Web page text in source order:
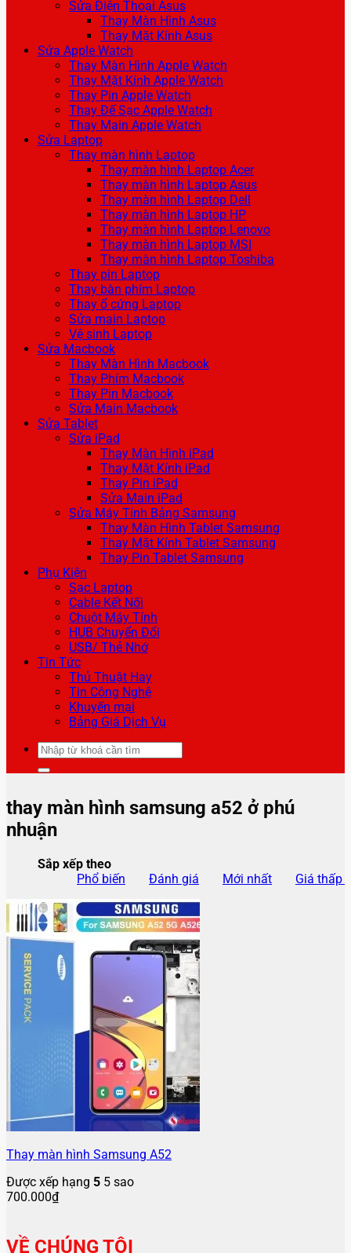
Sửa Điện Thoại Asus
Thay Màn Hình Asus
Thay Mặt Kính Asus
Sửa Apple Watch
Thay Màn Hình Apple Watch
Thay Mặt Kính Apple Watch
Thay Pin Apple Watch
Thay Đế Sạc Apple Watch
Thay Main Apple Watch
Sửa Laptop
Thay màn hình Laptop
Thay màn hình Laptop Acer
Thay màn hình Laptop Asus
Thay màn hình Laptop Dell
Thay màn hình Laptop HP
Thay màn hình Laptop Lenovo
Thay màn hình Laptop MSI
Thay màn hình Laptop Toshiba
Thay pin Laptop
Thay bàn phím Laptop
Thay ổ cứng Laptop
Sửa main Laptop
Vệ sinh Laptop
Sửa Macbook
Thay Màn Hình Macbook
Thay Phím Macbook
Thay Pin Macbook
Sửa Main Macbook
Sửa Tablet
Sửa iPad
Thay Màn Hình iPad
Thay Mặt Kính iPad
Thay Pin iPad
Sửa Main iPad
Sửa Máy Tính Bảng Samsung
Thay Màn Hình Tablet Samsung
Thay Mặt Kính Tablet Samsung
Thay Pin Tablet Samsung
Phụ Kiện
Sạc Laptop
Cable Kết Nối
Chuột Máy Tính
HUB Chuyển Đổi
USB/ Thẻ Nhớ
Tin Tức
Thủ Thuật Hay
Tin Công Nghệ
Khuyến mại
Bảng Giá Dịch Vụ
Tìm
kiếm:
thay màn hình samsung a52 ở phú
nhuận
Sắp xếp theo
Phổ biến
Đánh giá Mới nhất Giá thấp
Thay màn hình Samsung A52
Được xếp hạng 5 5 sao
700.000₫
VỀ CHÚNG TÔI